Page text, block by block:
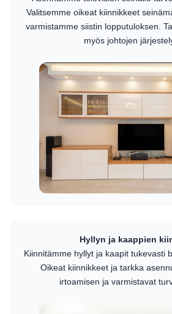
Valitsemme oikeat kiinnikkeet
varmistamme siistin lopputuloksen.
myös johtojen
Hyllyn ja kaappien
Kiinnitämme hyllyt ja kaapit tukevasti
Oikeat kiinnikkeet ja tarkka
irtoamisen ja varmistavat